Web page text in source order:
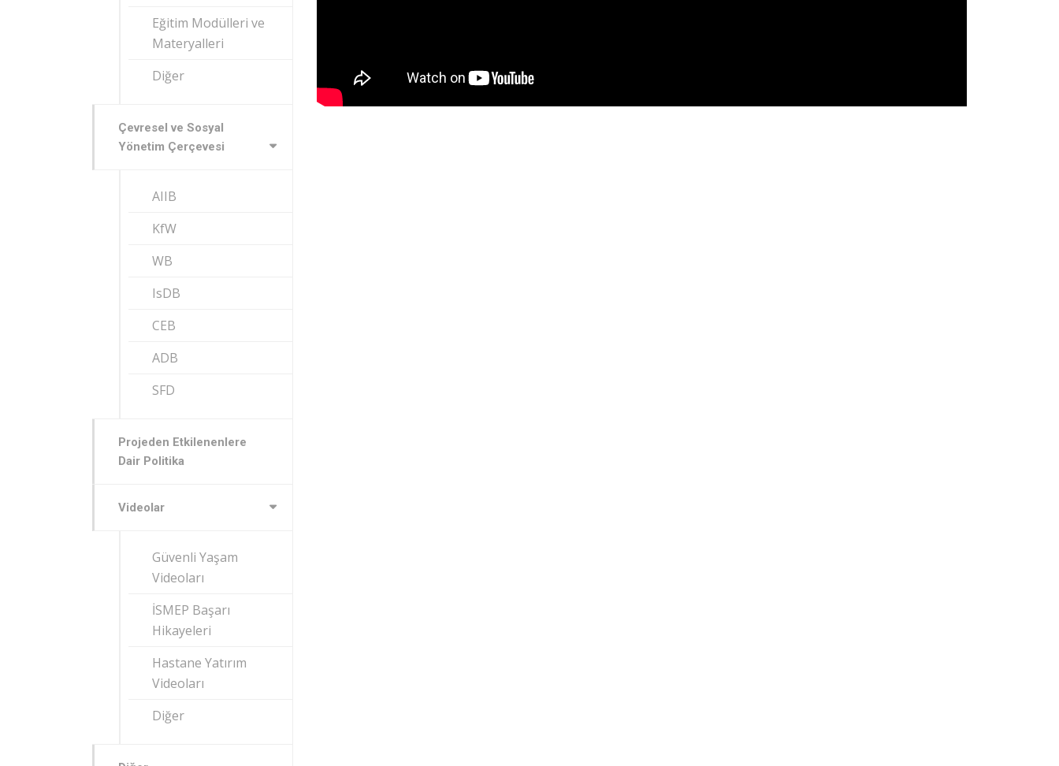
Eğitim Modülleri ve
Materyalleri
Diğer
Çevresel ve Sosyal
Yönetim Çerçevesi
AIIB
KfW
WB
IsDB
CEB
ADB
SFD
Projeden Etkilenenlere
Dair Politika
Videolar
Güvenli Yaşam
Videoları
İSMEP Başarı
Hikayeleri
Hastane Yatırım
Videoları
Diğer